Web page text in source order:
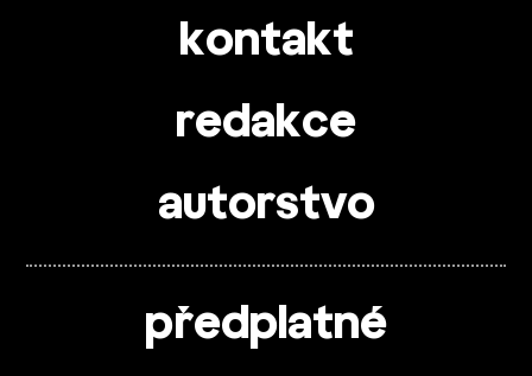
kontakt
redakce
autorstvo
předplatné